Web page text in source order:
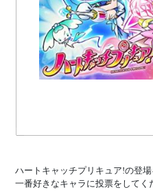
ハートキャッチプリキュア!の登
一番好きなキャラに投票をしてく